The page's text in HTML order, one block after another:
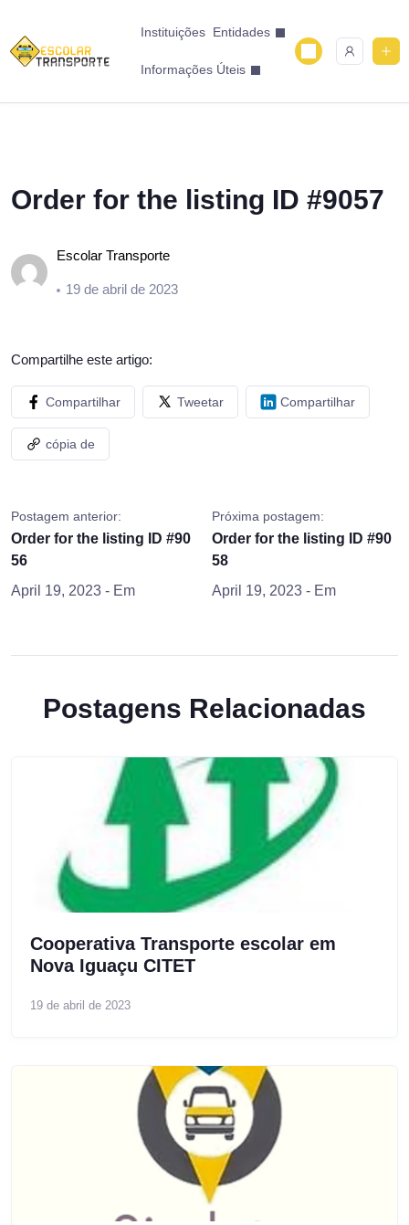
Instituições Entidades
Informações Úteis
Order for the listing ID #9057
Escolar Transporte
19 de abril de 2023
Compartilhe este artigo:
Compartilhar Tweetar Compartilhar
cópia de
Postagem anterior:
Order for the listing ID #90
56
April 19, 2023 - Em
Próxima postagem:
Order for the listing ID #90
58
April 19, 2023 - Em
Postagens Relacionadas
Cooperativa Transporte escolar em
Nova Iguaçu CITET
19 de abril de 2023